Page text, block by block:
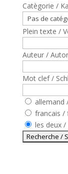
Catègorie /
Plein texte /
Auteur /
Mot clef /
allemand
francais /
les deux /